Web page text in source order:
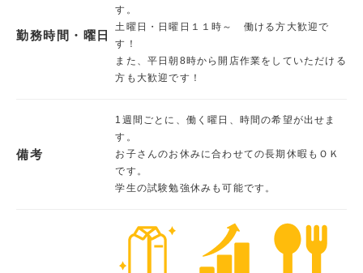
勤務時間・曜日
す。
土曜日・日曜日１１時～ 働ける方大歓迎で
す！
また、平日朝8時から開店作業をしていただける
方も大歓迎です！
備考
1週間ごとに、働く曜日、時間の希望が出せま
す。
お子さんのお休みに合わせての長期休暇もＯＫ
です。
学生の試験勉強休みも可能です。